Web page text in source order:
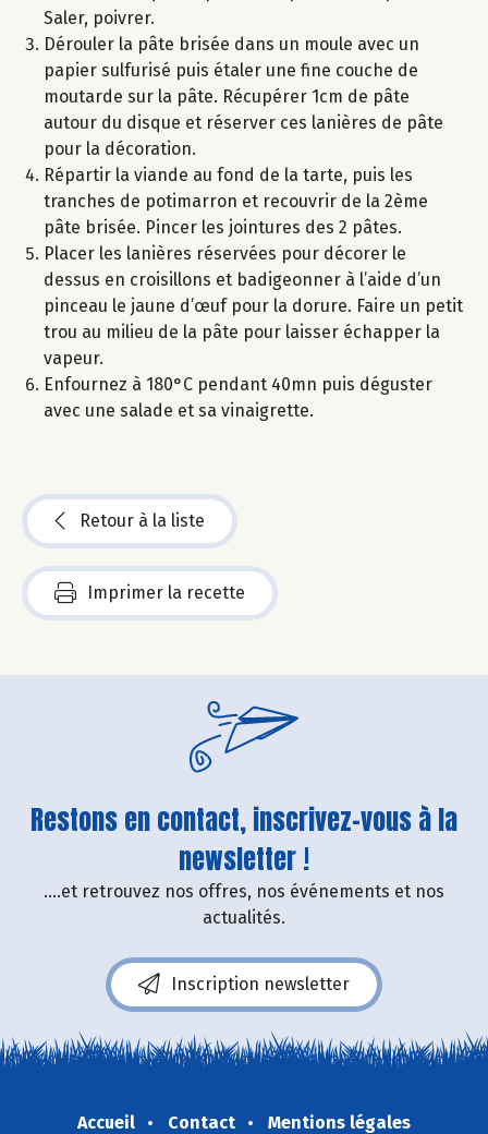
Saler, poivrer.
Dérouler la pâte brisée dans un moule avec un
papier sulfurisé puis étaler une fine couche de
moutarde sur la pâte. Récupérer 1cm de pâte
autour du disque et réserver ces lanières de pâte
pour la décoration.
Répartir la viande au fond de la tarte, puis les
tranches de potimarron et recouvrir de la 2ème
pâte brisée. Pincer les jointures des 2 pâtes.
Placer les lanières réservées pour décorer le
dessus en croisillons et badigeonner à l’aide d’un
pinceau le jaune d’œuf pour la dorure. Faire un petit
trou au milieu de la pâte pour laisser échapper la
vapeur.
Enfournez à 180°C pendant 40mn puis déguster
avec une salade et sa vinaigrette.
Retour à la liste
Imprimer la recette
Restons en contact, inscrivez-vous à la
newsletter !
....et retrouvez nos offres, nos événements et nos
actualités.
Inscription newsletter
Accueil Contact
Mentions légales